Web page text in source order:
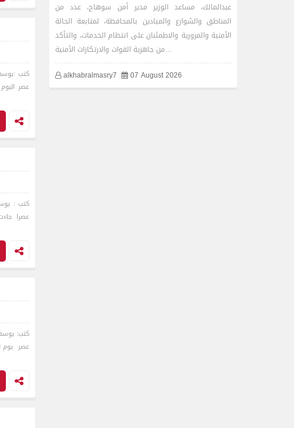
عصرا
كتب: يوسف
عبدالمالك، مساعد الوزير مدير أمن سوهاج، عدد من
المناطق والشوارع والميادين بالمحافظة، لمتابعة الحالة
الأمنية والمرورية والاطمئنان على انتظام الخدمات، والتأكد
من جاهزية القوات والارتكازات الأمنية…
alkhabralmasry7
07 August 2026